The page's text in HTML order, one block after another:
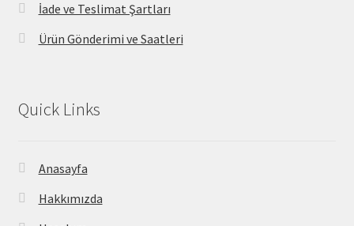
İade ve Teslimat Şartları
Ürün Gönderimi ve Saatleri
Quick Links
Anasayfa
Hakkımızda